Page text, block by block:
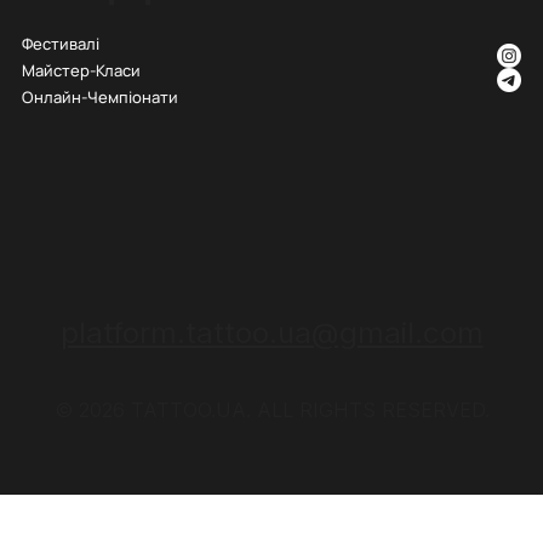
Фестивалі
Майстер-Класи
Онлайн-Чемпіонати